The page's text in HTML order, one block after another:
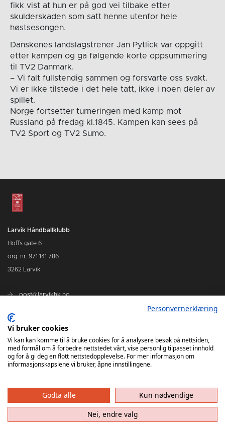
fikk vist at hun er på god vei tilbake etter
skulderskaden som satt henne utenfor hele
høstsesongen.
Danskenes landslagstrener Jan Pytlick var oppgitt
etter kampen og ga følgende korte oppsummering
til TV2 Danmark.
– Vi falt fullstendig sammen og forsvarte oss svakt.
Vi er ikke tilstede i det hele tatt, ikke i noen deler av
spillet.
Norge fortsetter turneringen med kamp mot
Russland på fredag kl.1845. Kampen kan sees på
TV2 Sport og TV2 Sumo.
Larvik Håndballklubb
Hoffs gate 6
org. nr. 971 141 786
3262 Larvik
post@larvikhk.no
Personvernerklæring
Vi bruker cookies
Vi kan kan komme til å bruke cookies for å analysere besøk på nettsiden,
med formål om å forbedre nettstedet vårt, vise personlig tilpasset innhold
og for å gi deg en flott nettstedopplevelse. For mer informasjon om
informasjonskapslene vi bruker, åpne innstillingene.
Godta alle
Kun nødvendige
Nei, endre valg